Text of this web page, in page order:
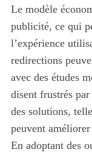
Le modèle
publicité, ce qui
l’expérience
redirections
avec des études
disent frustrés
des solutions,
peuvent
En adoptant des
S
r
c
h